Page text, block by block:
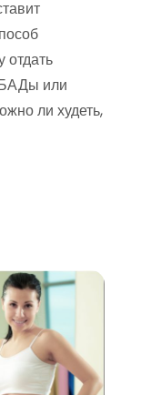
отдать
БАДы или
ли худеть,